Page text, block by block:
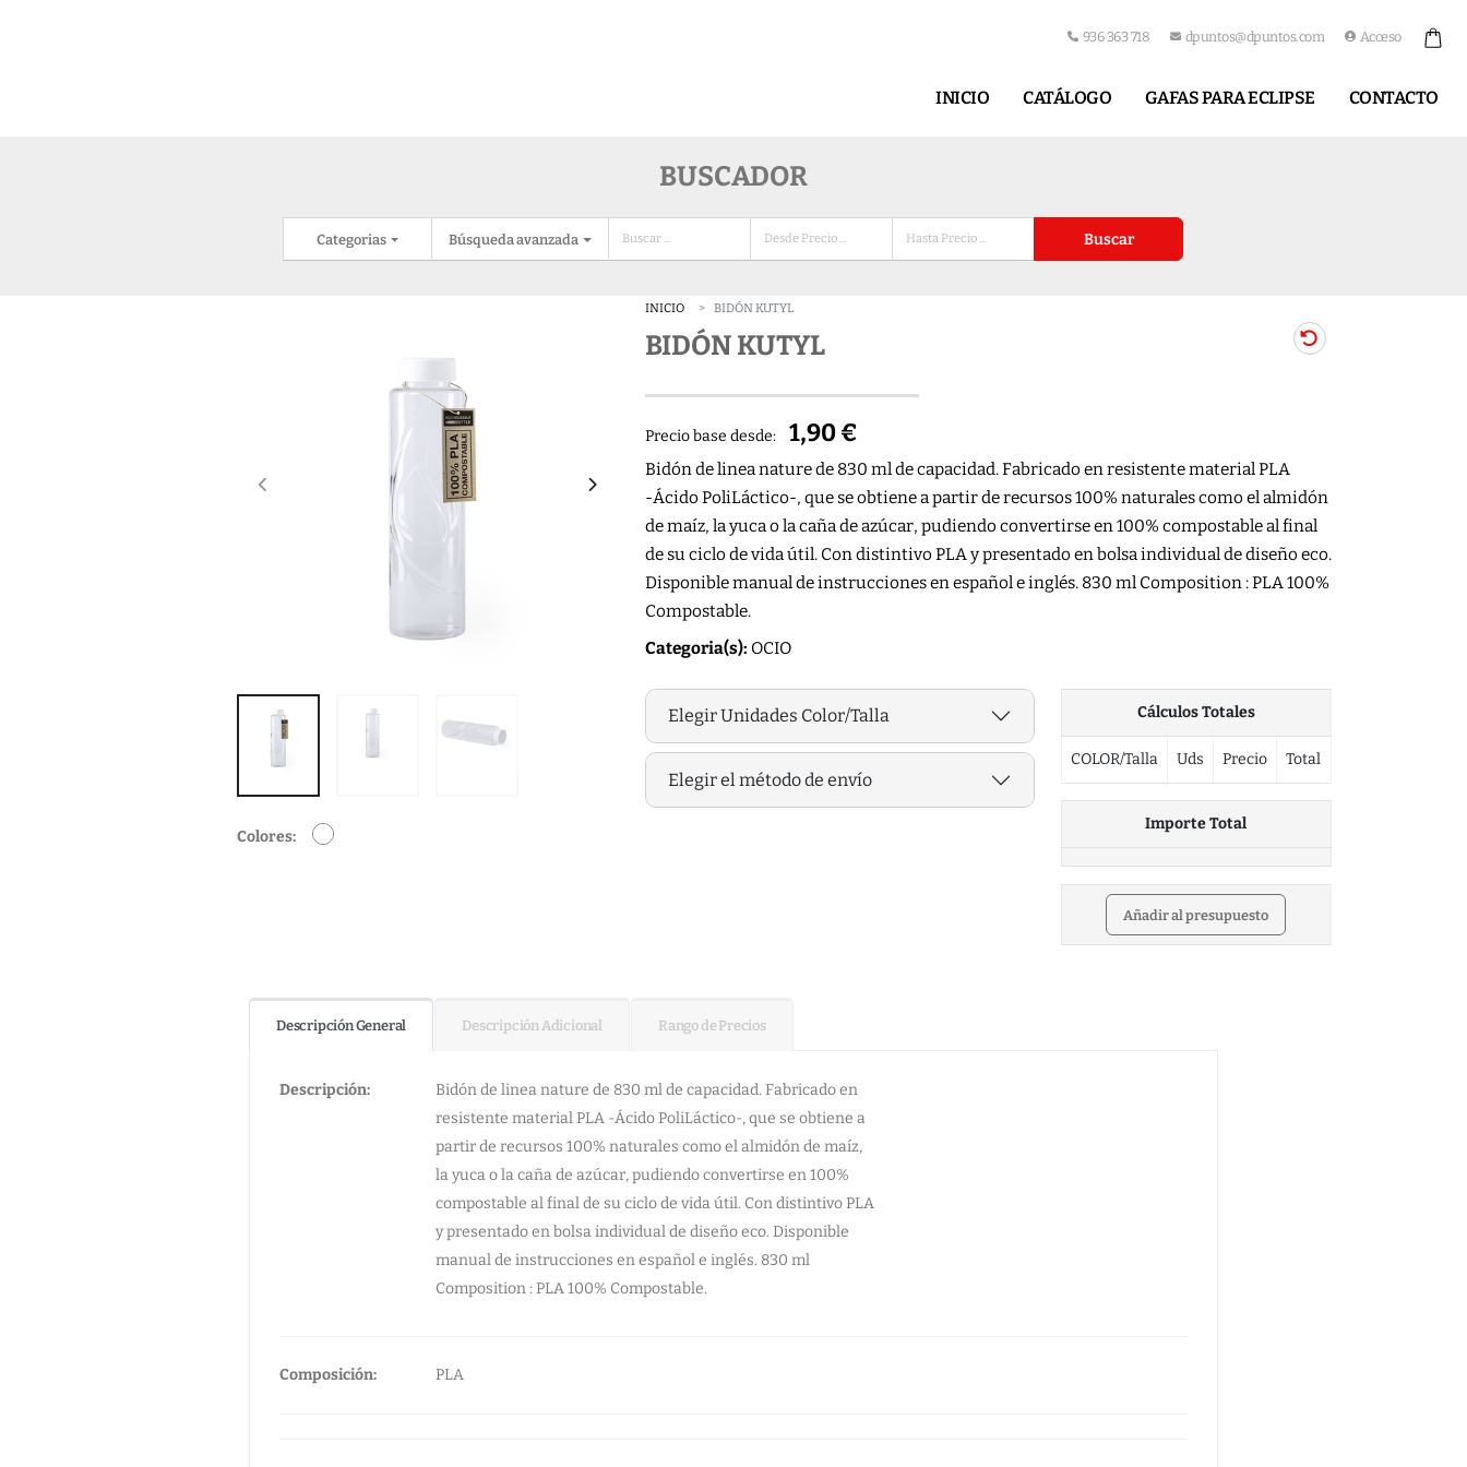
936 363 718 dpuntos@dpuntos.com Acceso
INICIO CATÁLOGO GAFAS PARA ECLIPSE CONTACTO
BUSCADOR
Categorias Búsqueda avanzada Buscar
Colores:
INICIO BIDÓN KUTYL
BIDÓN KUTYL
Precio base desde: 1,90 €
Bidón de linea nature de 830 ml de capacidad. Fabricado en resistente material PLA
-Ácido PoliLáctico-, que se obtiene a partir de recursos 100% naturales como el almidón
de maíz, la yuca o la caña de azúcar, pudiendo convertirse en 100% compostable al final
de su ciclo de vida útil. Con distintivo PLA y presentado en bolsa individual de diseño eco.
Disponible manual de instrucciones en español e inglés. 830 ml Composition : PLA 100%
Compostable.
Categoria(s): OCIO
Elegir Unidades Color/Talla
Elegir el método de envío
Cálculos Totales
COLOR/Talla Uds Precio Total
Importe Total
Añadir al presupuesto
Descripción General Descripción Adicional Rango de Precios
Descripción:
Bidón de linea nature de 830 ml de capacidad. Fabricado en
resistente material PLA -Ácido PoliLáctico-, que se obtiene a
partir de recursos 100% naturales como el almidón de maíz,
la yuca o la caña de azúcar, pudiendo convertirse en 100%
compostable al final de su ciclo de vida útil. Con distintivo PLA
y presentado en bolsa individual de diseño eco. Disponible
manual de instrucciones en español e inglés. 830 ml
Composition : PLA 100% Compostable.
Composición: PLA